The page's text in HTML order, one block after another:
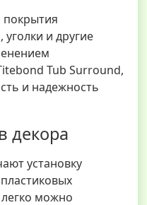
покрытия
уголки и другие
Tub Surround,
и надежность
декора
установку
можно